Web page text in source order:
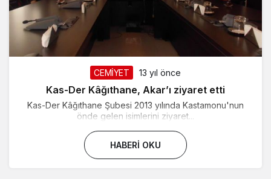
CEMİYET 13 yıl önce
Kas-Der Kâğıthane, Akar’ı ziyaret etti
Kas-Der Kâğıthane Şubesi 2013 yılında Kastamonu'nun
önde gelen isimlerini ziyaret...
HABERI OKU